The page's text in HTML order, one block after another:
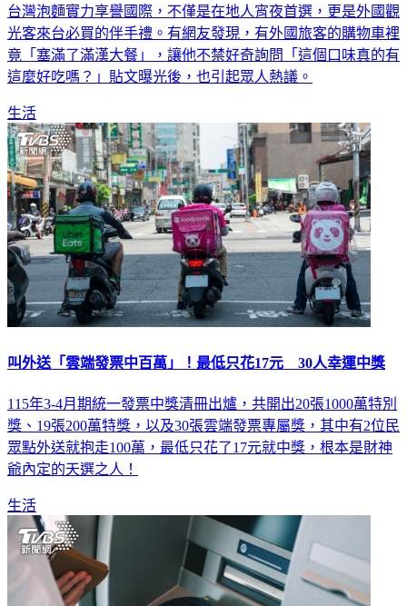
台灣泡麵實力享譽國際，不僅是在地人宵夜首選，更是外國觀
光客來台必買的伴手禮。有網友發現，有外國旅客的購物車裡
竟「塞滿了滿漢大餐」，讓他不禁好奇詢問「這個口味真的有
這麼好吃嗎？」貼文曝光後，也引起眾人熱議。
生活
叫外送「雲端發票中百萬」！最低只花17元 30人幸運中獎
115年3-4月期統一發票中獎清冊出爐，共開出20張1000萬特別
獎、19張200萬特獎，以及30張雲端發票專屬獎，其中有2位民
眾點外送就抱走100萬，最低只花了17元就中獎，根本是財神
爺內定的天選之人！
生活